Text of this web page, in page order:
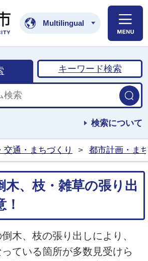
土浦市公式ホームペ
Multilingual
キーワード検索
検索について
交通・まちづくり > 都市計画・ま
木、枝・雑草の張り出
木、枝の張り出しにより、
ている箇所が多数見受けら